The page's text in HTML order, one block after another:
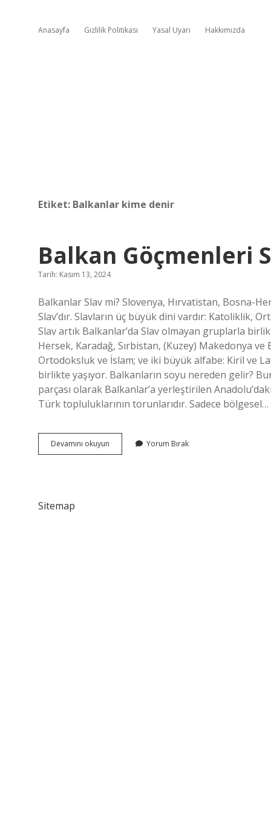
Anasayfa Gizlilik Politikası Yasal Uyarı Hakkımızda
Etiket: Balkanlar kime denir
Balkan Göçmenleri
Tarih: Kasım 13, 2024
Balkanlar Slav mi? Slovenya, Hırvatistan, Bosna-
Slav’dır. Slavların üç büyük dini vardır: Katoliklik,
Slav artık Balkanlar’da Slav olmayan gruplarla
Hersek, Karadağ, Sırbistan, (Kuzey) Makedonya ve
Ortodoksluk ve İslam; ve iki büyük alfabe: Kiril ve
birlikte yaşıyor. Balkanların soyu nereden gelir?
parçası olarak Balkanlar’a yerleştirilen
Türk topluluklarının torunlarıdır. Sadece bölgesel…
Devamını okuyun
Göçmenleri
Yorum Bırak
Sitemap